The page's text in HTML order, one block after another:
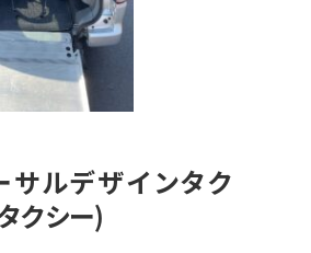
サルデザインタク
クシー)